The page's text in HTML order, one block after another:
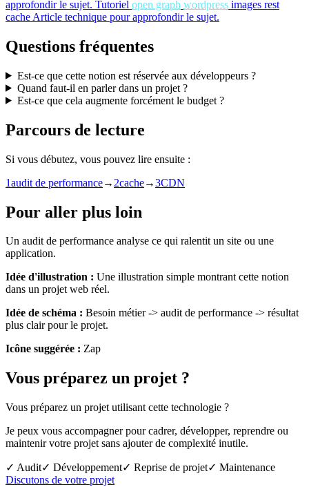
approfondir le sujet. Tutoriel open graph wordpress images rest
cache Article technique pour approfondir le sujet.
Questions fréquentes
Est-ce que cette notion est réservée aux développeurs ?
Quand faut-il en parler dans un projet ?
Est-ce que cela augmente forcément le budget ?
Parcours de lecture
Si vous débutez, vous pouvez lire ensuite :
1audit de performance→ 2cache→3CDN
Pour aller plus loin
Un audit de performance analyse ce qui ralentit un site ou une
application.
Idée d'illustration : Une illustration simple montrant cette notion
dans un projet web réel.
Idée de schéma : Besoin métier -> audit de performance -> résultat
plus clair pour le projet.
Icône suggérée : Zap
Vous préparez un projet ?
Vous préparez un projet utilisant cette technologie ?
Je peux vous accompagner pour cadrer, développer, reprendre ou
maintenir votre projet sans ajouter de complexité inutile.
✓ Audit✓ Développement✓ Reprise de projet✓ Maintenance
Discutons de votre projet